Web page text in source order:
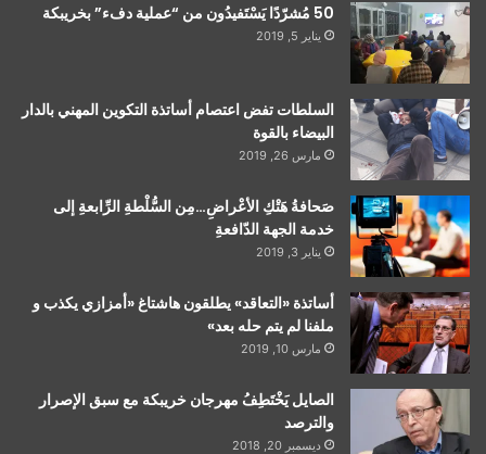
50 مُشرّدًا يَسْتَفيدُون من “عملية دفء” بخريبكة
يناير 5, 2019
السلطات تفض اعتصام أساتذة التكوين المهني بالدار
البيضاء بالقوة
مارس 26, 2019
صَحافةُ هَتْكِ الأعْراضِ…مِن السُّلْطةِ الرِّابعةِ إلى
خدمة الجهة الدّافعةِ
يناير 3, 2019
أساتذة «التعاقد» يطلقون هاشتاغ «أمزازي يكذب و
ملفنا لم يتم حله بعد»
مارس 10, 2019
الصايل يَخْتَطِفُ مهرجان خريبكة مع سبق الإصرار
والترصد
ديسمبر 20, 2018